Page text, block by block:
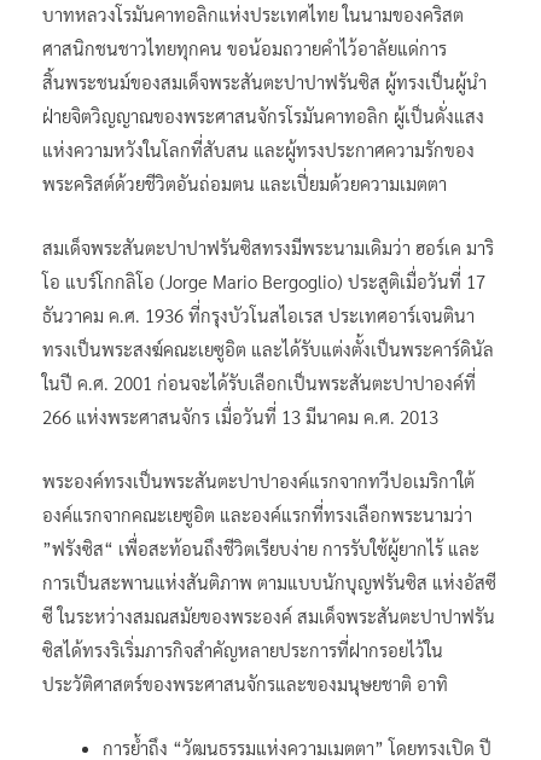
บาทหลวงโรมันคาทอลิกแห่งประเทศไทย ในนามของคริสต
ศาสนิกชนชาวไทยทุกคน ขอน้อมถวายคำไว้อาลัยแด่การ
สิ้นพระชนม์ของสมเด็จพระสันตะปาปาฟรันซิส ผู้ทรงเป็นผู้นำ
ฝ่ายจิตวิญญาณของพระศาสนจักรโรมันคาทอลิก ผู้เป็นดั่งแสง
แห่งความหวังในโลกที่สับสน และผู้ทรงประกาศความรักของ
พระคริสต์ด้วยชีวิตอันถ่อมตน และเปี่ยมด้วยความเมตตา
สมเด็จพระสันตะปาปาฟรันซิสทรงมีพระนามเดิมว่า ฮอร์เค มาริ
โอ แบร์โกกลิโอ (Jorge Mario Bergoglio) ประสูติเมื่อวันที่ 17
ธันวาคม ค.ศ. 1936 ที่กรุงบัวโนสไอเรส ประเทศอาร์เจนตินา
ทรงเป็นพระสงฆ์คณะเยซูอิต และได้รับแต่งตั้งเป็นพระคาร์ดินัล
ในปี ค.ศ. 2001 ก่อนจะได้รับเลือกเป็นพระสันตะปาปาองค์ที่
266 แห่งพระศาสนจักร เมื่อวันที่ 13 มีนาคม ค.ศ. 2013
พระองค์ทรงเป็นพระสันตะปาปาองค์แรกจากทวีปอเมริกาใต้
องค์แรกจากคณะเยซูอิต และองค์แรกที่ทรงเลือกพระนามว่า
”ฟรังซิส“ เพื่อสะท้อนถึงชีวิตเรียบง่าย การรับใช้ผู้ยากไร้ และ
การเป็นสะพานแห่งสันติภาพ ตามแบบนักบุญฟรันซิส แห่งอัสซี
ซี ในระหว่างสมณสมัยของพระองค์ สมเด็จพระสันตะปาปาฟรัน
ซิสได้ทรงริเริ่มภารกิจสำคัญหลายประการที่ฝากรอยไว้ใน
ประวัติศาสตร์ของพระศาสนจักรและของมนุษยชาติ อาทิ
การย้ำถึง “วัฒนธรรมแห่งความเมตตา” โดยทรงเปิด ปี